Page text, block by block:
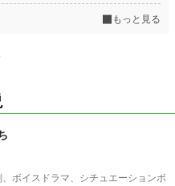
もっと見る
ボイスドラマ、シチュエーションボ